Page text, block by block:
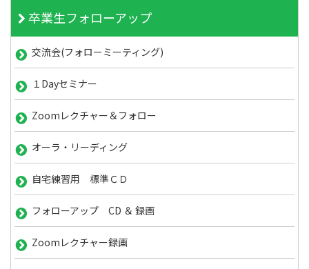
卒業生フォローアップ
交流会(フォローミーティング)
１Dayセミナー
Zoomレクチャー＆フォロー
オーラ・リーディング
自宅練習用 標準ＣＤ
フォローアップ CD ＆ 録画
Zoomレクチャー録画